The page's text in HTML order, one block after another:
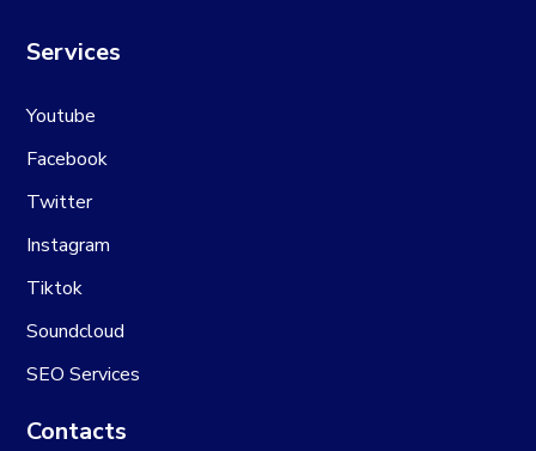
Services
Youtube
Facebook
Twitter
Instagram
Tiktok
Soundcloud
SEO Services
Contacts